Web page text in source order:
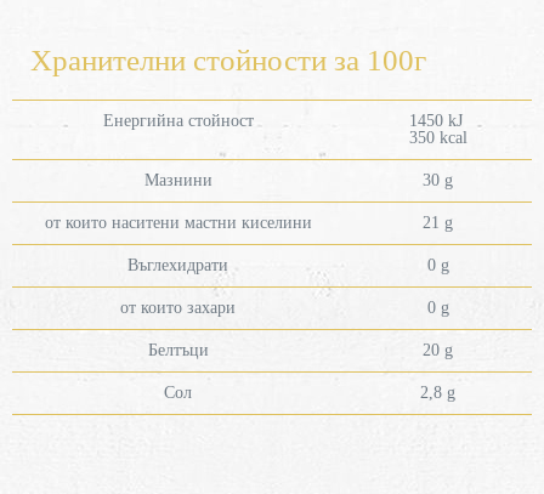
Хранителни стойности за 100г
Енергийна стойност
1450 kJ
350 kcal
Мазнини 30 g
от които наситени мастни киселини 21 g
Въглехидрати 0 g
от които захари 0 g
Белтъци 20 g
Сол 2,8 g